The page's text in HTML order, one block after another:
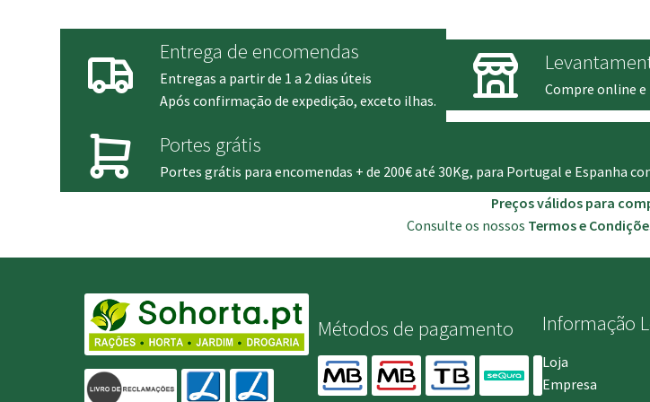
Entrega de encomendas
Entregas a partir de 1 a 2 dias úteis
Após confirmação de expedição, exceto ilhas.
Compre online
Portes grátis
Portes grátis para encomendas + de 200€ até 30Kg, para Portugal e Espanha
Preços válidos para
Consulte os nossos Termos e
Métodos de pagamento Informação
Loja
Empresa